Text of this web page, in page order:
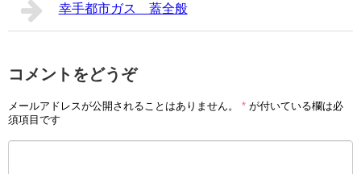
幸手都市ガス 蓋全般
コメントをどうぞ
メールアドレスが公開されることはありません。 * が付いている欄は必
須項目です